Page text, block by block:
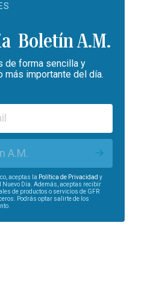
Boletín A.M.
de forma sencilla y
más importante del día.
A.M.
aceptas la Política de Privacidad y
Nuevo Día. Además, aceptas recibir
de productos o servicios de GFR
Podrás optar salirte de los